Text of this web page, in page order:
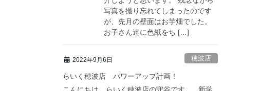
写真を撮り忘れてしまったのです
が、先月の壁面はお芋畑でした。
お子さん達に色紙をち […]
2022年9月6日 穂波店
らいく穂波店 パワーアップ計画！